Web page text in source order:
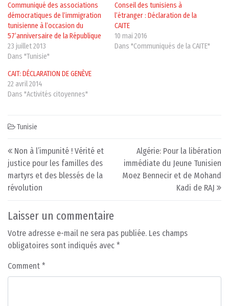
Communiqué des associations
démocratiques de l’immigration
tunisienne à l’occasion du
57’anniversaire de la République
23 juillet 2013
Dans "Tunisie"
Conseil des tunisiens à
l’étranger : Déclaration de la
CAITE
10 mai 2016
Dans "Communiqués de la CAITE"
CAIT: DÉCLARATION DE GENÈVE
22 avril 2014
Dans "Activités citoyennes"
Tunisie
Post navigation
Non à l’impunité ! Vérité et
justice pour les familles des
martyrs et des blessés de la
révolution
Algérie: Pour la libération
immédiate du Jeune Tunisien
Moez Bennecir et de Mohand
Kadi de RAJ
Laisser un commentaire
Votre adresse e-mail ne sera pas publiée. Les champs
obligatoires sont indiqués avec *
Comment *